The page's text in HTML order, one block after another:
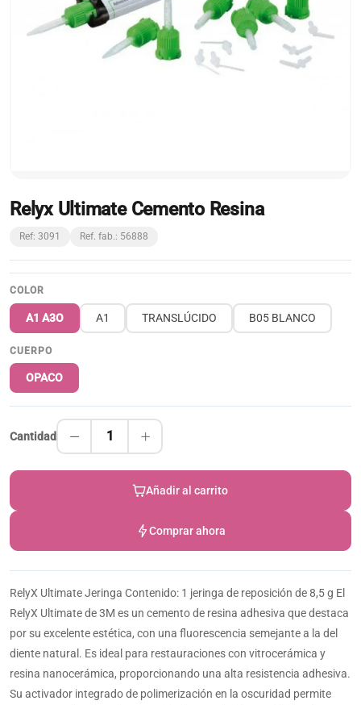
Relyx Ultimate Cemento Resina
Ref: 3091 Ref. fab.: 56888
COLOR
A1 A3O A1 TRANSLÚCIDO B05 BLANCO
CUERPO
OPACO
Cantidad 1
Añadir al carrito
Comprar ahora
RelyX Ultimate Jeringa Contenido: 1 jeringa de reposición de 8,5 g El
RelyX Ultimate de 3M es un cemento de resina adhesiva que destaca
por su excelente estética, con una fluorescencia semejante a la del
diente natural. Es ideal para restauraciones con vitrocerámica y
resina nanocerámica, proporcionando una alta resistencia adhesiva.
Su activador integrado de polimerización en la oscuridad permite